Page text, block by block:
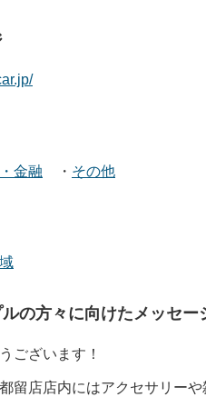
金融 ・ その他
の方々に向けたメッセー
ございます！
留店店内にはアクセサリーや